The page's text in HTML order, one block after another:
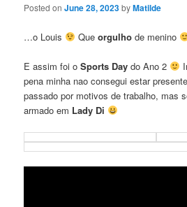
Posted onJune 28, 2023byMatilde
…o Louis Que orgulhode menino
E assim foi oSports Day do Ano 2
pena minha nao consegui estar
passado por motivos de trabalho, mas
armado em Lady Di